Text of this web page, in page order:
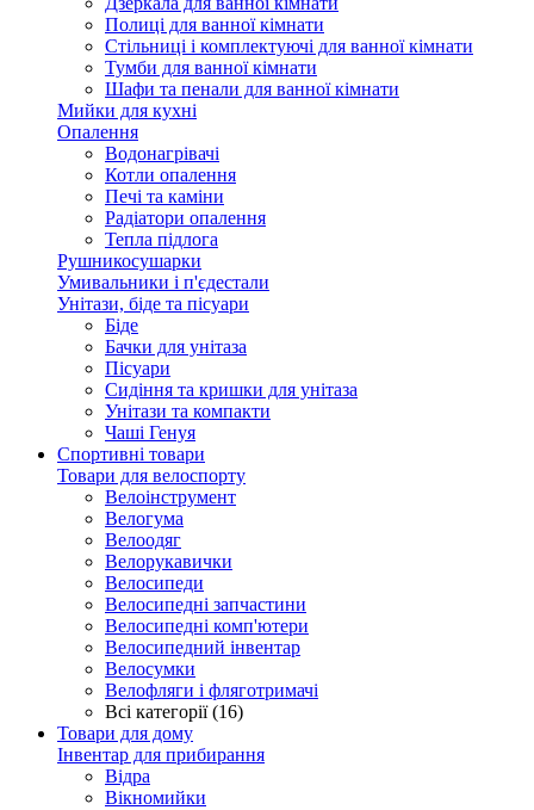
Полиці для ванної кімнати
Стільниці і комплектуючі для ванної кімнати
Тумби для ванної кімнати
Шафи та пенали для ванної кімнати
Мийки для кухні
Опалення
Водонагрівачі
Котли опалення
Печі та каміни
Радіатори опалення
Тепла підлога
Рушникосушарки
Умивальники і п'єдестали
Унітази, біде та пісуари
Біде
Бачки для унітаза
Пісуари
Сидіння та кришки для унітаза
Унітази та компакти
Чаші Генуя
Спортивні товари
Товари для велоспорту
Велоінструмент
Велогума
Велоодяг
Велорукавички
Велосипеди
Велосипедні запчастини
Велосипедні комп'ютери
Велосипедний інвентар
Велосумки
Велофляги і фляготримачі
Всі категорії (16)
Товари для дому
Інвентар для прибирання
Відра
Вікномийки